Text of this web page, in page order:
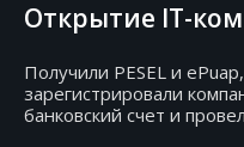
Открытие IT-
Получили PESEL и
зарегистрировали
банковский счет и